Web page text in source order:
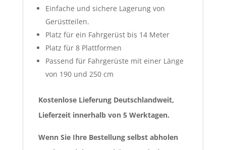
Einfache und sichere Lagerung von
Gerüstteilen.
Platz für ein Fahrgerüst bis 14 Meter
Platz für 8 Plattformen
Passend für Fahrgerüste mit einer Länge
von 190 und 250 cm
Kostenlose Lieferung Deutschlandweit,
Lieferzeit innerhalb von 5 Werktagen.
Wenn Sie Ihre Bestellung selbst abholen